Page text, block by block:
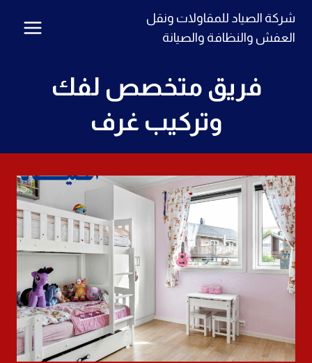
التجاوز
شركة الصياد للمقاولات ونقل
العفش والنظافة والصيانة
فريق متخصص لفك
وتركيب غرف